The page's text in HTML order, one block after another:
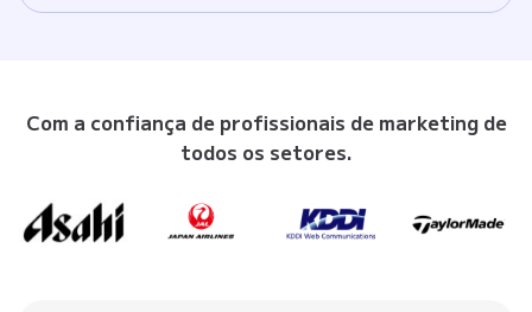
Com a confiança de profissionais de marketing de
todos os setores.